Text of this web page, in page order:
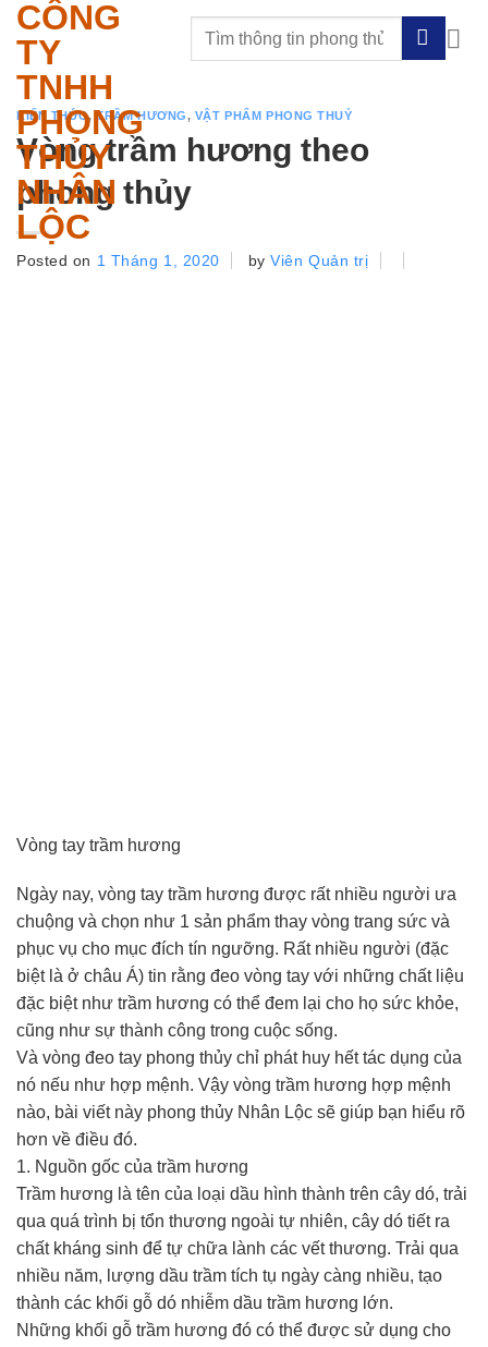
Skip
content
CÔNG
TY
TNHH
PHONG
THỦY
NHÂN
LỘC
KIẾN THỨC, TRẦM HƯƠNG, VẬT PHẨM PHONG THUỶ
Vòng trầm hương theo
phong thủy
Posted on 1 Tháng 1, 2020 byViên Quản trị
Vòng tay trầm hương
Ngày nay, vòng tay trầm hương được rất nhiều người ưa
chuộng và chọn như 1 sản phẩm thay vòng trang sức và
phục vụ cho mục đích tín ngưỡng. Rất nhiều người (đặc
biệt là ở châu Á) tin rằng đeo vòng tay với những chất liệu
đặc biệt như trầm hương có thể đem lại cho họ sức khỏe,
cũng như sự thành công trong cuộc sống.
Và vòng đeo tay phong thủy chỉ phát huy hết tác dụng của
nó nếu như hợp mệnh. Vậy vòng trầm hương hợp mệnh
nào, bài viết này phong thủy Nhân Lộc sẽ giúp bạn hiểu rõ
hơn về điều đó.
1. Nguồn gốc của trầm hương
Trầm hương là tên của loại dầu hình thành trên cây dó, trải
qua quá trình bị tổn thương ngoài tự nhiên, cây dó tiết ra
chất kháng sinh để tự chữa lành các vết thương. Trải qua
nhiều năm, lượng dầu trầm tích tụ ngày càng nhiều, tạo
thành các khối gỗ dó nhiễm dầu trầm hương lớn.
Những khối gỗ trầm hương đó có thể được sử dụng cho